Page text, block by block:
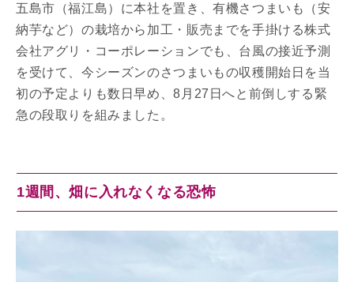
五島市（福江島）に本社を置き、有機さつまいも（安
納芋など）の栽培から加工・販売までを手掛ける株式
会社アグリ・コーポレーションでも、台風の接近予測
を受けて、今シーズンのさつまいもの収穫開始日を当
初の予定よりも数日早め、8月27日へと前倒しする緊
急の段取りを組みました。
1週間、畑に入れなくなる恐怖